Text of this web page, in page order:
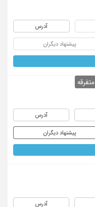
آدرس
پیشنهاد دیگران
متفرقه
آدرس
پیشنهاد دیگران
آدرس